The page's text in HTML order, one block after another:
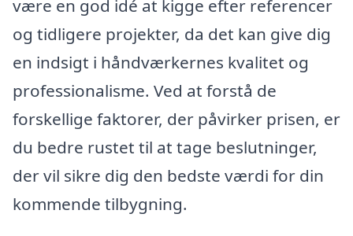
være en god idé at kigge efter referencer
og tidligere projekter, da det kan give dig
en indsigt i håndværkernes kvalitet og
professionalisme. Ved at forstå de
forskellige faktorer, der påvirker prisen, er
du bedre rustet til at tage beslutninger,
der vil sikre dig den bedste værdi for din
kommende tilbygning.